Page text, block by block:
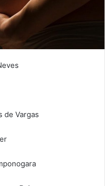
de Vargas